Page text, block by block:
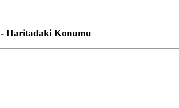
- Haritadaki Konumu